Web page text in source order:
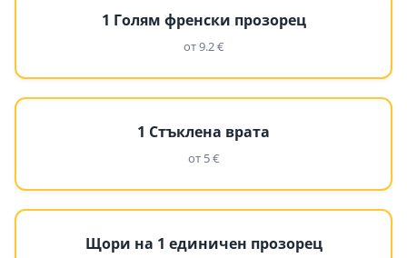
1 Голям френски прозорец
от 9.2 €
1 Стъклена врата
от 5 €
Щори на 1 единичен прозорец